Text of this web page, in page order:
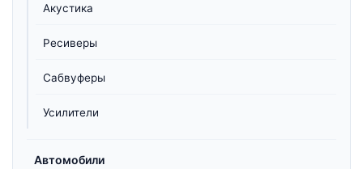
Акустика
Ресиверы
Сабвуферы
Усилители
Автомобили